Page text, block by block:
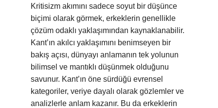
Kritisizm akımını sadece soyut bir düşünce
biçimi olarak görmek, erkeklerin genellikle
çözüm odaklı yaklaşımından kaynaklanabilir.
Kant’ın akılcı yaklaşımını benimseyen bir
bakış açısı, dünyayı anlamanın tek yolunun
bilimsel ve mantıklı düşünmek olduğunu
savunur. Kant’ın öne sürdüğü evrensel
kategoriler, veriye dayalı olarak gözlemler ve
analizlerle anlam kazanır. Bu da erkeklerin